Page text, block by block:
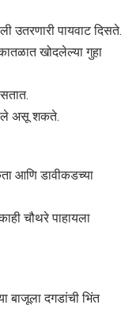
उतरणारी पायवाट दिसते.
खोदलेल्या गुहा
असू शकते.
आणि डावीकडच्या
चौथरे पाहायला
बाजूला दगडांची भिंत